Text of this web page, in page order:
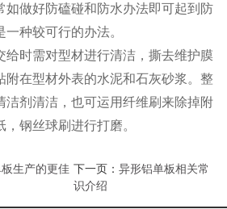
如做好防磕碰和防水办法即可起到防
种较可行的办法。
给时需对型材进行清洁，撕去维护膜
附在型材外表的水泥和石灰砂浆。整
洁剂清洁，也可运用纤维刷来除掉附
钢丝球刷进行打磨。
生产的更佳 下一页： 异形铝单板相关常
识介绍